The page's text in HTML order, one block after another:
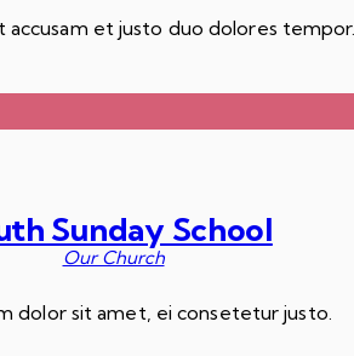
et justo duo dolores tempor.
Sunday School
Our Church
dolor sit amet, ei consetetur justo.